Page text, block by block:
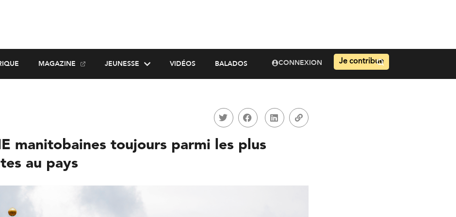
MAGAZINE JEUNESSE VIDÉOS BALADOS CONNEXION Je contribue
manitobaines toujours parmi les plus
au pays